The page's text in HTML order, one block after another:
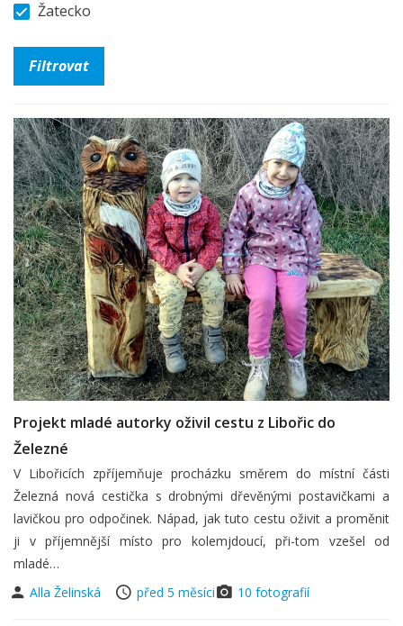
Žatecko
Projekt mladé autorky oživil cestu z Libořic do
Železné
V Libořicích zpříjemňuje procházku směrem do místní části
Železná nová cestička s drobnými dřevěnými postavičkami a
lavičkou pro odpočinek. Nápad, jak tuto cestu oživit a proměnit
ji v příjemnější místo pro kolemjdoucí, při-tom vzešel od
mladé…
Alla Želinská
před 5 měsíci 10 fotografií